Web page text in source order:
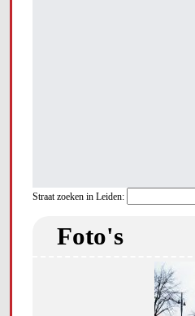
Straat zoeken in Leiden:
Foto's